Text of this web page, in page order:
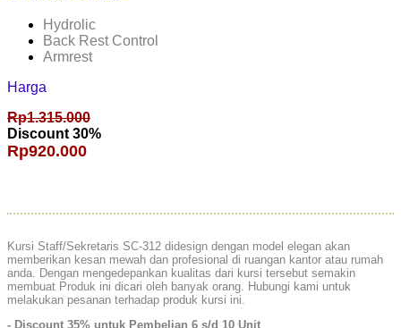
Hydrolic
Back Rest Control
Armrest
Harga
Rp1.315.000
Discount 30%
Rp920.000
Kursi Staff/Sekretaris SC-312 didesign dengan model elegan akan
memberikan kesan mewah dan profesional di ruangan kantor atau rumah
anda. Dengan mengedepankan kualitas dari kursi tersebut semakin
membuat Produk ini dicari oleh banyak orang. Hubungi kami untuk
melakukan pesanan terhadap produk kursi ini.
- Discount 35% untuk Pembelian 6 s/d 10 Unit